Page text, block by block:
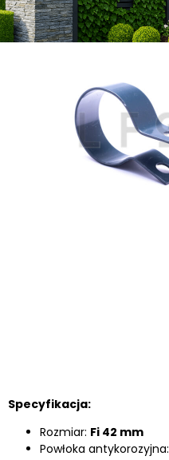
Specyfikacja:
Rozmiar: Fi 42 mm
Powłoka antykorozyjna: